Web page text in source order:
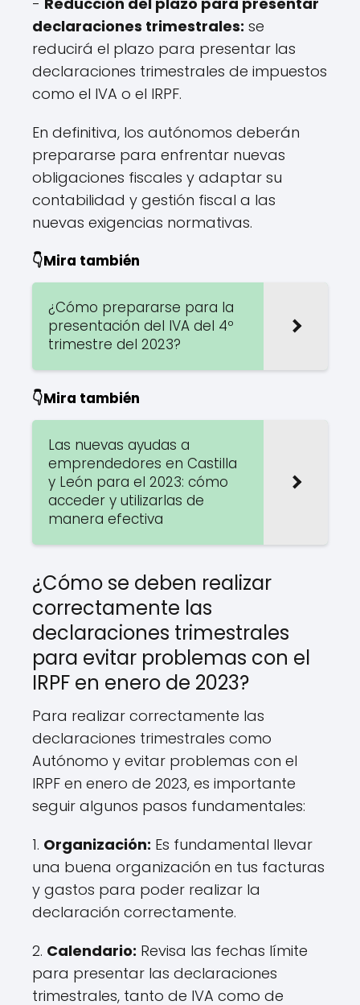
declaraciones trimestrales: se
reducirá el plazo para presentar las
declaraciones trimestrales de impuestos
como el IVA o el IRPF.
En definitiva, los autónomos deberán
prepararse para enfrentar nuevas
obligaciones fiscales y adaptar su
contabilidad y gestión fiscal a las
nuevas exigencias normativas.
👇Mira también
¿Cómo prepararse para la
presentación del IVA del 4º
trimestre del 2023?
👇Mira también
Las nuevas ayudas a
emprendedores en Castilla
y León para el 2023: cómo
acceder y utilizarlas de
manera efectiva
¿Cómo se deben realizar
correctamente las
declaraciones trimestrales
para evitar problemas con el
IRPF en enero de 2023?
Para realizar correctamente las
declaraciones trimestrales como
Autónomo y evitar problemas con el
IRPF en enero de 2023, es importante
seguir algunos pasos fundamentales:
1. Organización: Es fundamental llevar
una buena organización en tus facturas
y gastos para poder realizar la
declaración correctamente.
2. Calendario: Revisa las fechas límite
para presentar las declaraciones
trimestrales, tanto de IVA como de